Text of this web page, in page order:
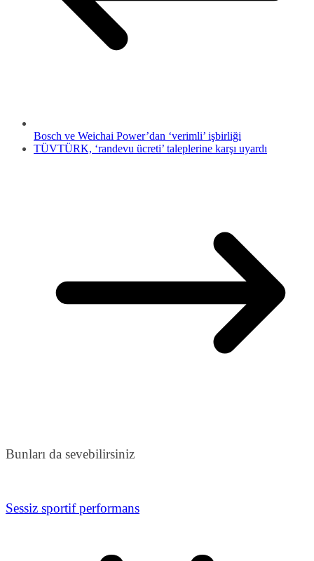
Bosch ve Weichai Power’dan ‘verimli’ işbirliği
TÜVTÜRK, ‘randevu ücreti’ taleplerine karşı uyardı
Bunları da sevebilirsiniz
Sessiz sportif performans